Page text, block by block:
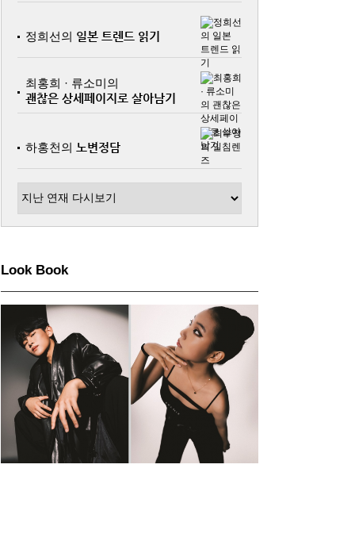
정희선의 일본 트렌드 읽기
최홍희 · 류소미의
괜찮은 상세페이지로 살아남기
하홍천의 노변정담
Look Book